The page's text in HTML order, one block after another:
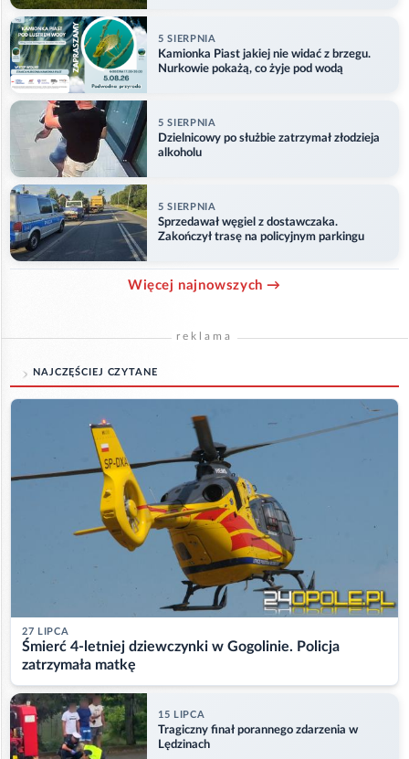
5 SIERPNIA
Kamionka Piast jakiej nie widać z brzegu.
Nurkowie pokażą, co żyje pod wodą
5 SIERPNIA
Dzielnicowy po służbie zatrzymał złodzieja
alkoholu
5 SIERPNIA
Sprzedawał węgiel z dostawczaka.
Zakończył trasę na policyjnym parkingu
Więcej najnowszych →
reklama
NAJCZĘŚCIEJ CZYTANE
27 LIPCA
Śmierć 4-letniej dziewczynki w Gogolinie. Policja
zatrzymała matkę
15 LIPCA
Tragiczny finał porannego zdarzenia w
Lędzinach